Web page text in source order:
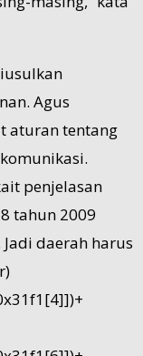
Agus
aturan tentang
penjelasan
tahun 2009
daerah harus